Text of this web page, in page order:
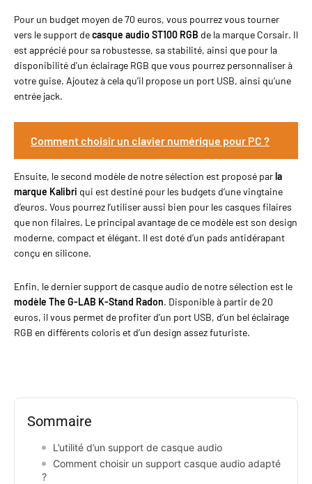
Sommaire
L’utilité d’un support de casque audio
Comment choisir un support casque audio adapté
?
Pour un budget moyen de 70 euros, vous pourrez vous tourner
vers le support decasque audio ST100 RGB de la marque Corsair. Il
est apprécié pour sa robustesse, sa stabilité, ainsi que pour la
disponibilité d’un éclairage RGB que vous pourrez personnaliser à
votre guise. Ajoutez à cela qu’il propose un port USB, ainsi qu’une
entrée jack.
Comment choisir un clavier numérique pour PC ?
Ensuite, le second modèle de notre sélection est proposé parla
marque Kalibri qui est destiné pour les budgets d’une vingtaine
d’euros. Vous pourrez l’utiliser aussi bien pour les casques filaires
que non filaires. Le principal avantage de ce modèle est son design
moderne, compact et élégant. Il est doté d’un pads antidérapant
conçu en silicone.
Enfin, le dernier support de casque audio de notre sélection est le
modèle The G-LAB K-Stand Radon. Disponible à partir de 20
euros, il vous permet de profiter d’un port USB, d’un bel éclairage
RGB en différents coloris et d’un design assez futuriste.